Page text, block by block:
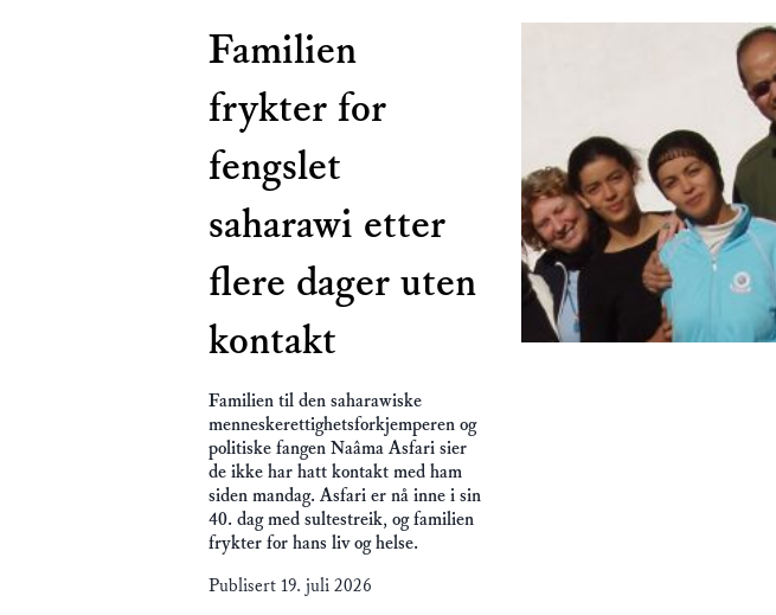
Familien
frykter for
fengslet
saharawi etter
flere dager uten
kontakt
Familien til den saharawiske
menneskerettighetsforkjemperen og
politiske fangen Naâma Asfari sier
de ikke har hatt kontakt med ham
siden mandag. Asfari er nå inne i sin
40. dag med sultestreik, og familien
frykter for hans liv og helse.
Publisert 19. juli 2026